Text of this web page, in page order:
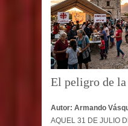
El peligro de
Autor: Armando
AQUEL 31 DE JULIO